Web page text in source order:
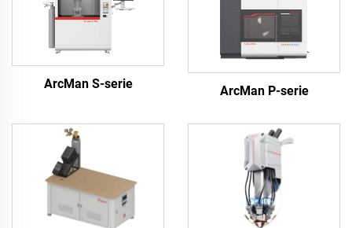
ArcMan S-serie ArcMan P-serie